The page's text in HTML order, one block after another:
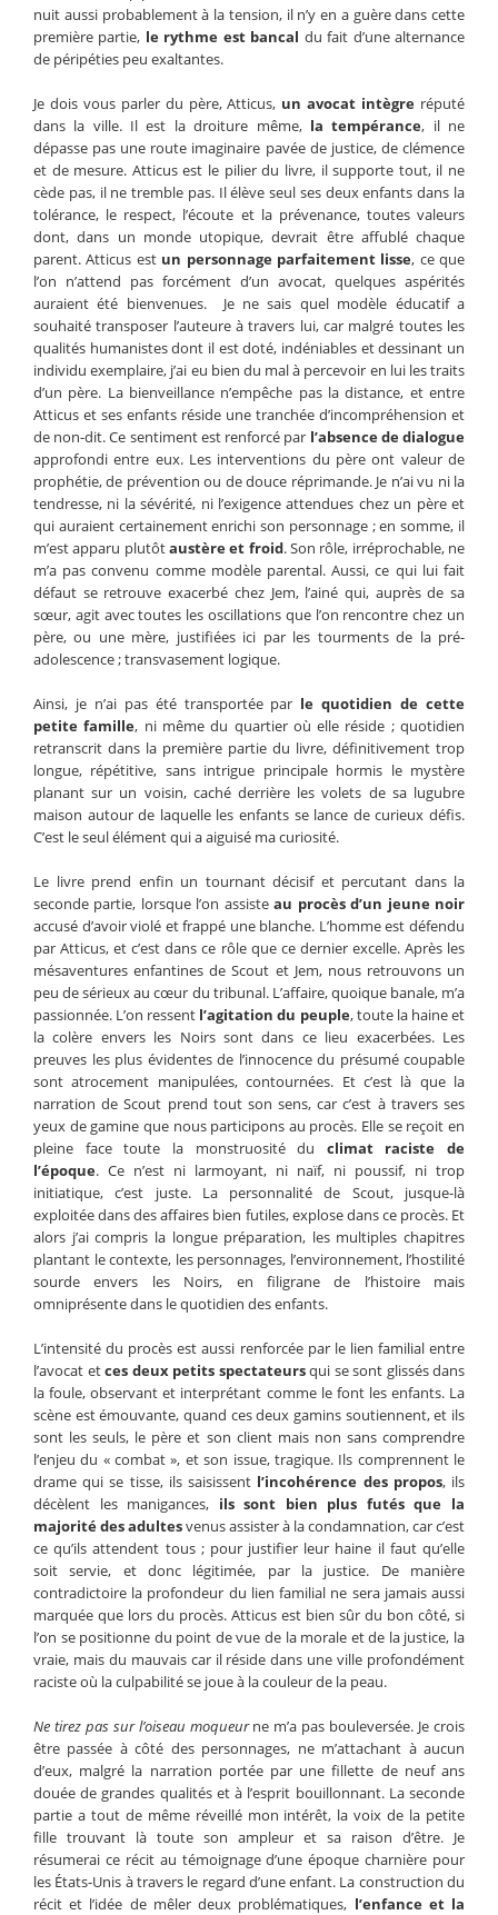
nuit aussi probablement à la tension, il n’y en a guère dans cette
première partie, le rythme est bancal du fait d’une alternance
de péripéties peu exaltantes.
Je dois vous parler du père, Atticus, un avocat intègre réputé
dans la ville. Il est la droiture même, la tempérance, il ne
dépasse pas une route imaginaire pavée de justice, de clémence
et de mesure. Atticus est le pilier du livre, il supporte tout, il ne
cède pas, il ne tremble pas. Il élève seul ses deux enfants dans la
tolérance, le respect, l’écoute et la prévenance, toutes valeurs
dont, dans un monde utopique, devrait être affublé chaque
parent. Atticus est un personnage parfaitement lisse, ce que
l’on n’attend pas forcément d’un avocat, quelques aspérités
auraient été bienvenues. Je ne sais quel modèle éducatif a
souhaité transposer l’auteure à travers lui, car malgré toutes les
qualités humanistes dont il est doté, indéniables et dessinant un
individu exemplaire, j’ai eu bien du mal à percevoir en lui les traits
d’un père. La bienveillance n’empêche pas la distance, et entre
Atticus et ses enfants réside une tranchée d’incompréhension et
de non-dit. Ce sentiment est renforcé par l’absence de dialogue
approfondi entre eux. Les interventions du père ont valeur de
prophétie, de prévention ou de douce réprimande. Je n’ai vu ni la
tendresse, ni la sévérité, ni l’exigence attendues chez un père et
qui auraient certainement enrichi son personnage ; en somme, il
m’est apparu plutôtaustère et froid. Son rôle, irréprochable, ne
m’a pas convenu comme modèle parental. Aussi, ce qui lui fait
défaut se retrouve exacerbé chez Jem, l’ainé qui, auprès de sa
sœur, agit avec toutes les oscillations que l’on rencontre chez un
père, ou une mère, justifiées ici par les tourments de la pré-
adolescence ; transvasement logique.
Ainsi, je n’ai pas été transportée par le quotidien de cette
petite famille, ni même du quartier où elle réside ; quotidien
retranscrit dans la première partie du livre, définitivement trop
longue, répétitive, sans intrigue principale hormis le mystère
planant sur un voisin, caché derrière les volets de sa lugubre
maison autour de laquelle les enfants se lance de curieux défis.
C’est le seul élément qui a aiguisé ma curiosité.
Le livre prend enfin un tournant décisif et percutant dans la
seconde partie, lorsque l’on assisteau procès d’un jeune noir
accusé d’avoir violé et frappé une blanche. L’homme est défendu
par Atticus, et c’est dans ce rôle que ce dernier excelle. Après les
mésaventures enfantines de Scout et Jem, nous retrouvons un
peu de sérieux au cœur du tribunal. L’affaire, quoique banale, m’a
passionnée. L’on ressent l’agitation du peuple, toute la haine et
la colère envers les Noirs sont dans ce lieu exacerbées. Les
preuves les plus évidentes de l’innocence du présumé coupable
sont atrocement manipulées, contournées. Et c’est là que la
narration de Scout prend tout son sens, car c’est à travers ses
yeux de gamine que nous participons au procès. Elle se reçoit en
pleine face toute la monstruosité du climat raciste de
l’époque. Ce n’est ni larmoyant, ni naïf, ni poussif, ni trop
initiatique, c’est juste. La personnalité de Scout, jusque-là
exploitée dans des affaires bien futiles, explose dans ce procès. Et
alors j’ai compris la longue préparation, les multiples chapitres
plantant le contexte, les personnages, l’environnement, l’hostilité
sourde envers les Noirs, en filigrane de l’histoire mais
omniprésente dans le quotidien des enfants.
L’intensité du procès est aussi renforcée par le lien familial entre
l’avocat etces deux petits spectateursqui se sont glissés dans
la foule, observant et interprétant comme le font les enfants. La
scène est émouvante, quand ces deux gamins soutiennent, et ils
sont les seuls, le père et son client mais non sans comprendre
l’enjeu du « combat », et son issue, tragique. Ils comprennent le
drame qui se tisse, ils saisissent l’incohérence des propos, ils
décèlent les manigances, ils sont bien plus futés que la
majorité des adultesvenus assister à la condamnation, car c’est
ce qu’ils attendent tous ; pour justifier leur haine il faut qu’elle
soit servie, et donc légitimée, par la justice. De manière
contradictoire la profondeur du lien familial ne sera jamais aussi
marquée que lors du procès. Atticus est bien sûr du bon côté, si
l’on se positionne du point de vue de la morale et de la justice, la
vraie, mais du mauvais car il réside dans une ville profondément
raciste où la culpabilité se joue à la couleur de la peau.
Ne tirez pas sur l’oiseau moqueurne m’a pas bouleversée. Je crois
être passée à côté des personnages, ne m’attachant à aucun
d’eux, malgré la narration portée par une fillette de neuf ans
douée de grandes qualités et à l’esprit bouillonnant. La seconde
partie a tout de même réveillé mon intérêt, la voix de la petite
fille trouvant là toute son ampleur et sa raison d’être. Je
résumerai ce récit au témoignage d’une époque charnière pour
les États-Unis à travers le regard d’une enfant. La construction du
récit et l’idée de mêler deux problématiques, l’enfance et la